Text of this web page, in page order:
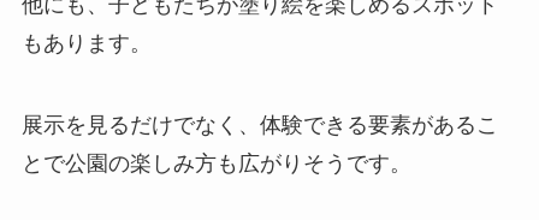
もあります。
展示を見るだけでなく、体験できる要素があるこ
とで公園の楽しみ方も広がりそうです。